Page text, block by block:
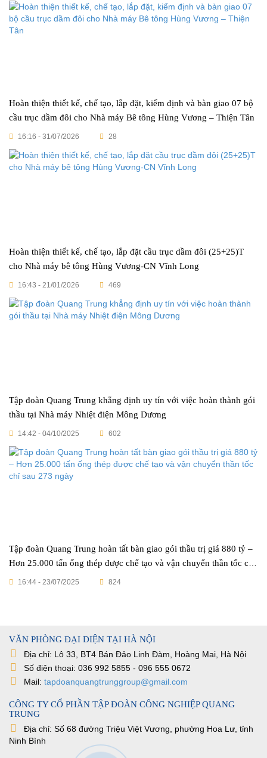
Hoàn thiện thiết kế, chế tạo, lắp đặt, kiểm định và bàn giao 07 bộ
cầu trục dầm đôi cho Nhà máy Bê tông Hùng Vương – Thiện Tân
16:16 - 31/07/2026 28
Hoàn thiện thiết kế, chế tạo, lắp đặt cầu trục dầm đôi (25+25)T
cho Nhà máy bê tông Hùng Vương-CN Vĩnh Long
16:43 - 21/01/2026 469
Tập đoàn Quang Trung khẳng định uy tín với việc hoàn thành gói
thầu tại Nhà máy Nhiệt điện Mông Dương
14:42 - 04/10/2025 602
Tập đoàn Quang Trung hoàn tất bàn giao gói thầu trị giá 880 tỷ –
Hơn 25.000 tấn ống thép được chế tạo và vận chuyển thần tốc chỉ
sau 273 ngày
16:44 - 23/07/2025 824
VĂN PHÒNG ĐẠI DIỆN TẠI HÀ NỘI
Địa chỉ: Lô 33, BT4 Bán Đảo Linh Đàm, Hoàng Mai, Hà Nội
Số điện thoại: 036 992 5855 - 096 555 0672
Mail: tapdoanquangtrunggroup@gmail.com
CÔNG TY CỔ PHẦN TẬP ĐOÀN CÔNG NGHIỆP QUANG
TRUNG
Địa chỉ: Số 68 đường Triệu Việt Vương, phường Hoa Lư, tỉnh
Ninh Bình